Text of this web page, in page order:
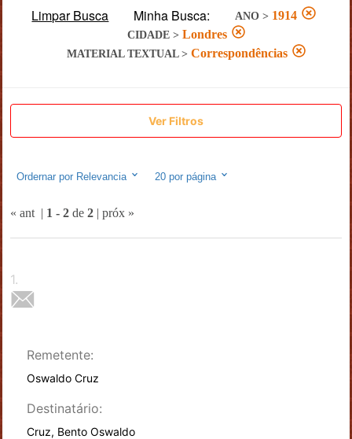
Limpar Busca Minha Busca: ANO > 1914
CIDADE> Londres
MATERIAL TEXTUAL> Correspondências
Ver Filtros
Ordernar por Relevancia 20por página
« ant | 1 - 2de 2| próx »
1.
Remetente:
Oswaldo Cruz
Destinatário:
Cruz, Bento Oswaldo